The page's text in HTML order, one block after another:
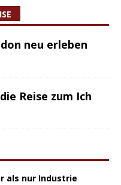
neu erleben
Reise zum Ich
als nur Industrie